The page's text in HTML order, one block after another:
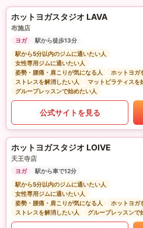
ホットヨガスタジオ LAVA
布施店
ヨガ
駅から徒歩13分
駅から5分以内のジムに通いたい人
女性専用ジムに通いたい人
姿勢・腰痛・肩こりが気になる人
ホットヨガ
ストレスを解消したい人
マットピラティスを
グループレッスンで始めたい人
公式サイトを見る
ホットヨガスタジオ LOIVE
天王寺店
ヨガ
駅から車で12分
駅から5分以内のジムに通いたい人
女性専用ジムに通いたい人
姿勢・腰痛・肩こりが気になる人
ホットヨガ
ストレスを解消したい人
グループレッスンで